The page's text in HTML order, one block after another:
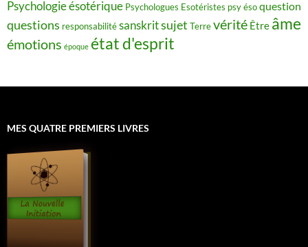
Psychologie ésotérique Psychologues Esotéristes psy ésoquestion
questions responsabilitésanskritsujet Terrevérité Être âme
émotions époque état d'esprit
MES QUATRE PREMIERS LIVRES